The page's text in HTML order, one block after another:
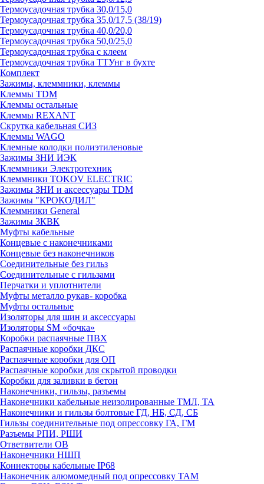
Термоусадочная трубка 30,0/15,0
Термоусадочная трубка 35,0/17,5 (38/19)
Термоусадочная трубка 40,0/20,0
Термоусадочная трубка 50,0/25,0
Термоусадочная трубка с клеем
Термоусадочная трубка ТТУнг в бухте
Комплект
Зажимы, клеммники, клеммы
Клеммы TDM
Клеммы остальные
Клеммы REXANT
Скрутка кабельная СИЗ
Клеммы WAGO
Клемные колодки полиэтиленовые
Зажимы ЗНИ ИЭК
Клеммники Электротехник
Клеммники TOKOV ELECTRIC
Зажимы ЗНИ и аксессуары TDM
Зажимы "КРОКОДИЛ"
Клеммники General
Зажимы 3КВК
Муфты кабельные
Концевые с наконечниками
Концевые без наконечников
Соединительные без гильз
Соединительные с гильзами
Перчатки и уплотнители
Муфты металло рукав- коробка
Муфты остальные
Изоляторы для шин и аксессуары
Изоляторы SM «бочка»
Коробки распаячные ПВХ
Распаячные коробки ДКС
Распаячные коробки для ОП
Распаячные коробки для скрытой проводки
Коробки для заливки в бетон
Наконечники, гильзы, разъемы
Наконечники кабельные неизолированные ТМЛ, ТА
Наконечники и гильзы болтовые ГД, НБ, СД, СБ
Гильзы соединительные под опрессовку ГА, ГМ
Разъемы РПИ, РШИ
Ответвители ОВ
Наконечники НШП
Коннекторы кабельные IP68
Наконечник алюмомедный под опрессовку ТАМ